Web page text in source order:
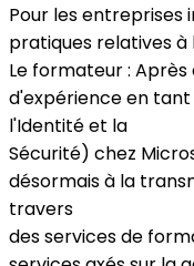
Pour les entreprises
pratiques relatives à
Le formateur :
d'expérience en
l'Identité et la
Sécurité) chez
désormais à la
travers
des services de